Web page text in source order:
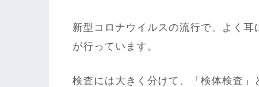
新型コロナウイルスの流行で、よく
が行っています。
検査には大きく分けて、「検体検査」